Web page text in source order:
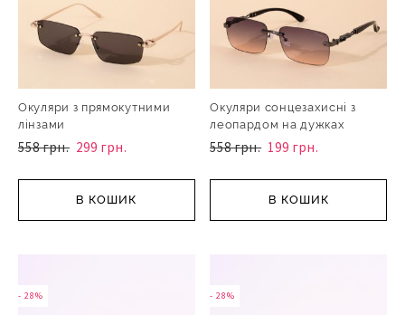
Окуляри з прямокутними
лінзами
558 грн. 299 грн.
В КОШИК
Окуляри сонцезахисні з
леопардом на дужках
558 грн. 199 грн.
В КОШИК
- 28% - 28%